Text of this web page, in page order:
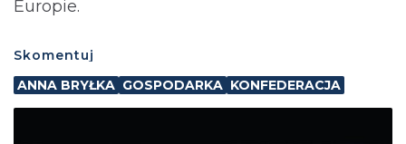
Europie.
Skomentuj
ANNA BRYŁKA GOSPODARKA KONFEDERACJA